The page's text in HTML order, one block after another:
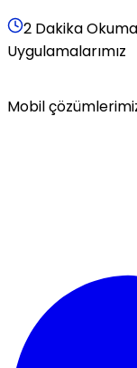
2 Dakika Okuma
Uygulamalarımız
Mobil